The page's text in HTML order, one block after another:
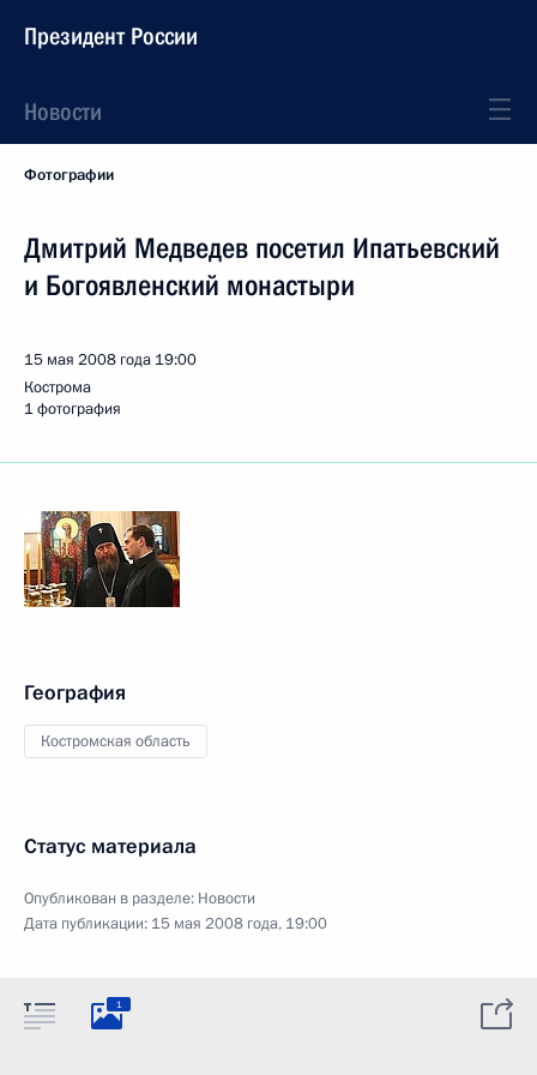
Президент России
Новости
Фотографии
Дмитрий Медведев посетил Ипатьевский
и Богоявленский монастыри
15 мая 2008 года 19:00
Кострома
1 фотография
География
Костромская область
Статус материала
Опубликован в разделе: Новости
Дата публикации: 15 мая 2008 года, 19:00
1